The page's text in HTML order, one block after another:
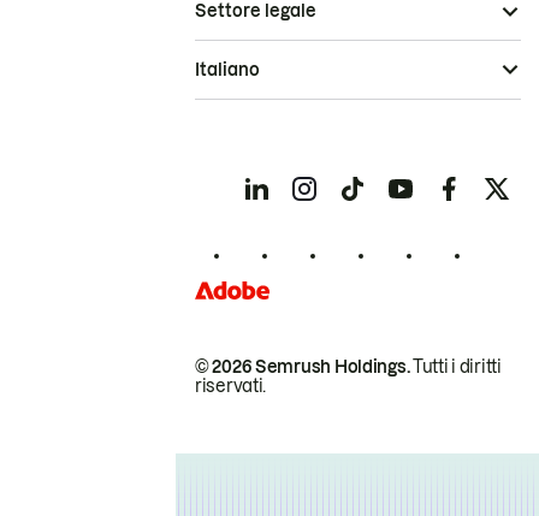
© 2026 Semrush Holdings.Tutti i diritti
riservati.
Settore legale
Italiano